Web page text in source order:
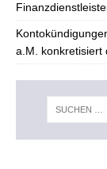
a.M. konkretisiert